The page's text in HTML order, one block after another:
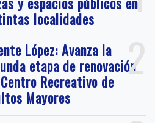
localidades
2
López: Avanza la
etapa de renovación
Recreativo de
Mayores